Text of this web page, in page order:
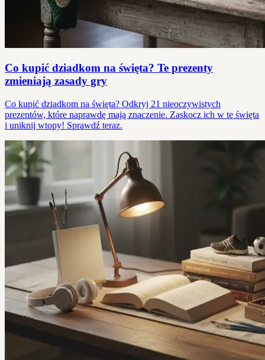
Co kupić dziadkom na święta? Te prezenty
zmieniają zasady gry
Co kupić dziadkom na święta? Odkryj 21 nieoczywistych
prezentów, które naprawdę mają znaczenie. Zaskocz ich w te święta
i uniknij wtopy! Sprawdź teraz.